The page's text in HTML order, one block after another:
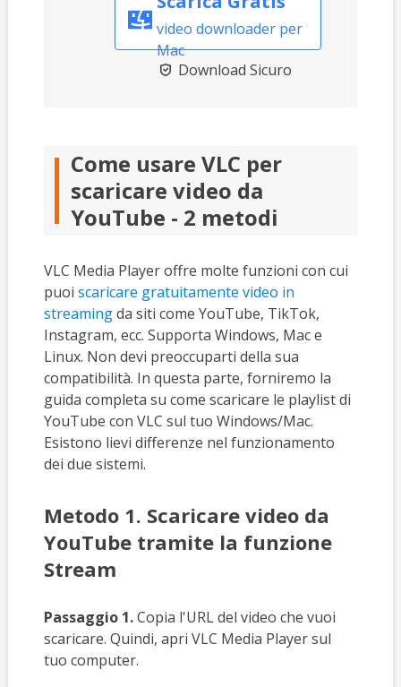
video downloader per
Mac
 Download Sicuro
Come usare VLC per
scaricare video da
YouTube - 2 metodi
VLC Media Player offre molte funzioni con cui
puoi scaricare gratuitamente video in
streamingda siti come YouTube, TikTok,
Instagram, ecc. Supporta Windows, Mac e
Linux. Non devi preoccuparti della sua
compatibilità. In questa parte, forniremo la
guida completa su come scaricare le playlist di
YouTube con VLC sul tuo Windows/Mac.
Esistono lievi differenze nel funzionamento
dei due sistemi.
Metodo 1. Scaricare video da
YouTube tramite la funzione
Stream
Passaggio 1.Copia l'URL del video che vuoi
scaricare. Quindi, apri VLC Media Player sul
tuo computer.